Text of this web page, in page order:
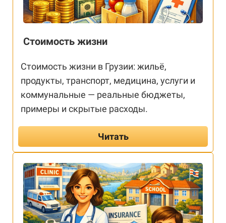
Стоимость жизни
Стоимость жизни в Грузии: жильё,
продукты, транспорт, медицина, услуги и
коммунальные — реальные бюджеты,
примеры и скрытые расходы.
Читать